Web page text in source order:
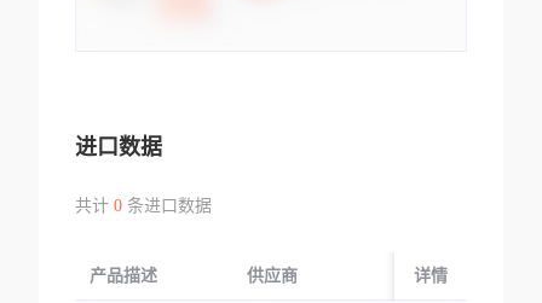
进口数据
共计 0条进口数据
产品描述 供应商 起运国/地区
详情